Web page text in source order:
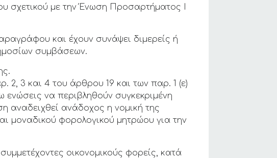
σχετικού με την Ένωση Προσαρτήματος I
και έχουν συνάψει διμερείς ή
συμβάσεων.
2, 3 και 4 του άρθρου 19 και των παρ. 1 (ε)
ενώσεις να περιβληθούν συγκεκριμένη
ανάδοχος η νομική της
μοναδικού φορολογικού μητρώου για την
οικονομικούς φορείς, κατά